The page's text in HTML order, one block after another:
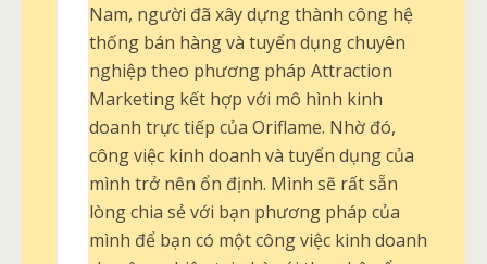
Nam, người đã xây dựng thành công hệ
thống bán hàng và tuyển dụng chuyên
nghiệp theo phương pháp Attraction
Marketing kết hợp với mô hình kinh
doanh trực tiếp của Oriflame. Nhờ đó,
công việc kinh doanh và tuyển dụng của
mình trở nên ổn định. Mình sẽ rất sẵn
lòng chia sẻ với bạn phương pháp của
mình để bạn có một công việc kinh doanh